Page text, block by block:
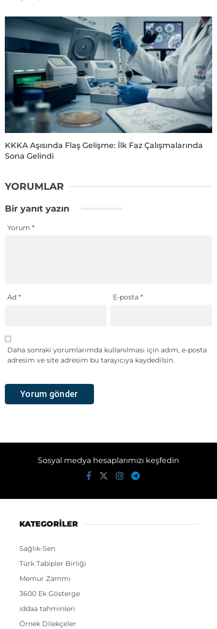
KKKA Aşısında Flaş Gelişme: İlk Faz Çalışmalarında
Sona Gelindi
YORUMLAR
Bir yanıt yazın
Yorum *
Ad * E-posta*
Daha sonraki yorumlarımda kullanılması için adım, e-posta
adresim ve site adresim bu tarayıcıya kaydedilsin.
Sosyal medya hesaplarımızı keşfedin
KATEGORİLER
Sağlık-Sen
Türk Tabipler Birliği
Memur Zammı
3600 Ek Gösterge
iddaa tahminleri
Örnek Dilekçeler